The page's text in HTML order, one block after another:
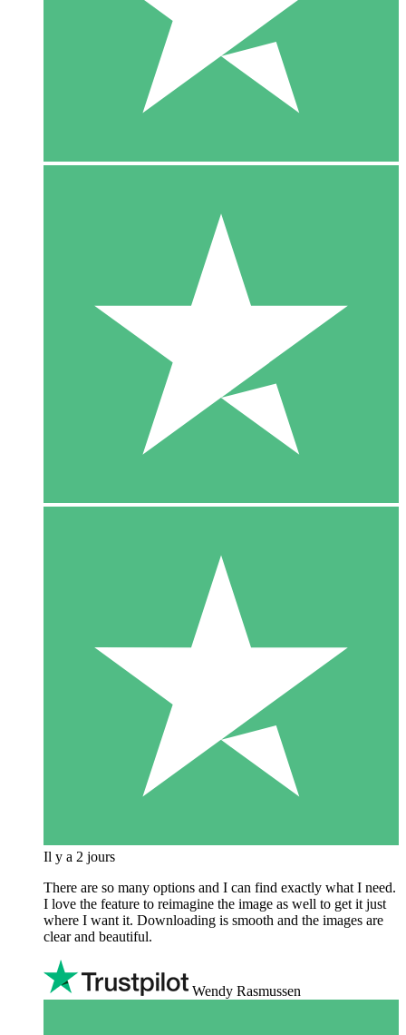
Il y a 2 jours
There are so many options and I can find exactly what I need.
I love the feature to reimagine the image as well to get it just
where I want it. Downloading is smooth and the images are
clear and beautiful.
Wendy Rasmussen